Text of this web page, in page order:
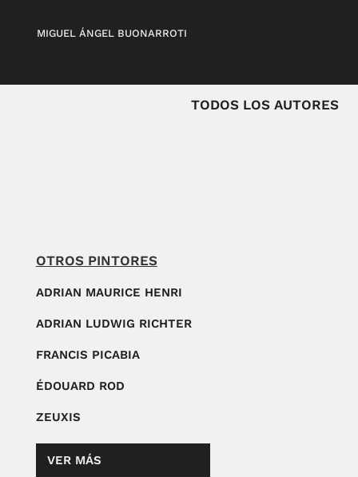
MIGUEL ÁNGEL BUONARROTI
TODOS LOS AUTORES
OTROS PINTORES
ADRIAN MAURICE HENRI
ADRIAN LUDWIG RICHTER
FRANCIS PICABIA
ÉDOUARD ROD
ZEUXIS
VER MÁS